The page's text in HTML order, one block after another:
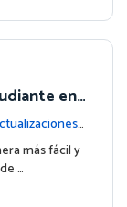
en
más fácil y
…